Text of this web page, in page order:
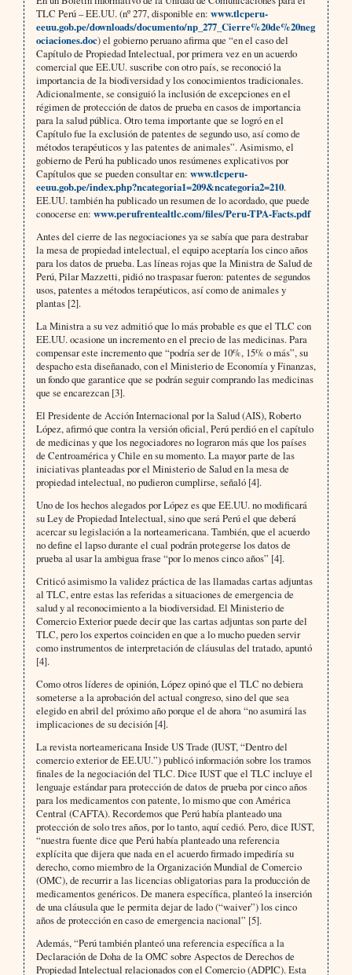
TLC Perú – EE.UU. (nº 277, disponible en: www.tlcperu-
eeuu.gob.pe/downloads/documento/np_277_Cierre%20de%20neg
ociaciones.doc) el gobierno peruano afirma que “en el caso del
Capítulo de Propiedad Intelectual, por primera vez en un acuerdo
comercial que EE.UU. suscribe con otro país, se reconoció la
importancia de la biodiversidad y los conocimientos tradicionales.
Adicionalmente, se consiguió la inclusión de excepciones en el
régimen de protección de datos de prueba en casos de importancia
para la salud pública. Otro tema importante que se logró en el
Capítulo fue la exclusión de patentes de segundo uso, así como de
métodos terapéuticos y las patentes de animales”. Asimismo, el
gobierno de Perú ha publicado unos resúmenes explicativos por
Capítulos que se pueden consultar en: www.tlcperu-
eeuu.gob.pe/index.php?ncategoria1=209&ncategoria2=210.
EE.UU. también ha publicado un resumen de lo acordado, que puede
conocerse en: www.perufrentealtlc.com/files/Peru-TPA-Facts.pdf
Antes del cierre de las negociaciones ya se sabía que para destrabar
la mesa de propiedad intelectual, el equipo aceptaría los cinco años
para los datos de prueba. Las líneas rojas que la Ministra de Salud de
Perú, Pilar Mazzetti, pidió no traspasar fueron: patentes de segundos
usos, patentes a métodos terapéuticos, así como de animales y
plantas [2].
La Ministra a su vez admitió que lo más probable es que el TLC con
EE.UU. ocasione un incremento en el precio de las medicinas. Para
compensar este incremento que “podría ser de 10%, 15% o más”, su
despacho esta diseñanado, con el Ministerio de Economía y Finanzas,
un fondo que garantice que se podrán seguir comprando las medicinas
que se encarezcan [3].
El Presidente de Acción Internacional por la Salud (AIS), Roberto
López, afirmó que contra la versión oficial, Perú perdió en el capítulo
de medicinas y que los negociadores no lograron más que los países
de Centroamérica y Chile en su momento. La mayor parte de las
iniciativas planteadas por el Ministerio de Salud en la mesa de
propiedad intelectual, no pudieron cumplirse, señaló [4].
Uno de los hechos alegados por López es que EE.UU. no modificará
su Ley de Propiedad Intelectual, sino que será Perú el que deberá
acercar su legislación a la norteamericana. También, que el acuerdo
no define el lapso durante el cual podrán protegerse los datos de
prueba al usar la ambigua frase “por lo menos cinco años” [4].
Criticó asimismo la validez práctica de las llamadas cartas adjuntas
al TLC, entre estas las referidas a situaciones de emergencia de
salud y al reconocimiento a la biodiversidad. El Ministerio de
Comercio Exterior puede decir que las cartas adjuntas son parte del
TLC, pero los expertos coinciden en que a lo mucho pueden servir
como instrumentos de interpretación de cláusulas del tratado, apuntó
[4].
Como otros líderes de opinión, López opinó que el TLC no debiera
someterse a la aprobación del actual congreso, sino del que sea
elegido en abril del próximo año porque el de ahora “no asumirá las
implicaciones de su decisión [4].
La revista norteamericana Inside US Trade (IUST, “Dentro del
comercio exterior de EE.UU.”) publicó información sobre los tramos
finales de la negociación del TLC. Dice IUST que el TLC incluye el
lenguaje estándar para protección de datos de prueba por cinco años
para los medicamentos con patente, lo mismo que con América
Central (CAFTA). Recordemos que Perú había planteado una
protección de solo tres años, por lo tanto, aquí cedió. Pero, dice IUST,
“nuestra fuente dice que Perú había planteado una referencia
explícita que dijera que nada en el acuerdo firmado impediría su
derecho, como miembro de la Organización Mundial de Comercio
(OMC), de recurrir a las licencias obligatorias para la producción de
medicamentos genéricos. De manera específica, planteó la inserción
de una cláusula que le permita dejar de lado (“waiver”) los cinco
años de protección en caso de emergencia nacional” [5].
Además, “Perú también planteó una referencia específica a la
Declaración de Doha de la OMC sobre Aspectos de Derechos de
Propiedad Intelectual relacionados con el Comercio (ADPIC). Esta